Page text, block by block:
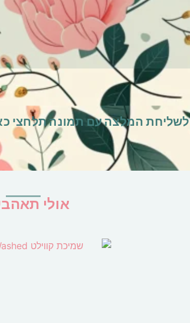
לשליחת המלצה עם תמונהתלחצי
אולי